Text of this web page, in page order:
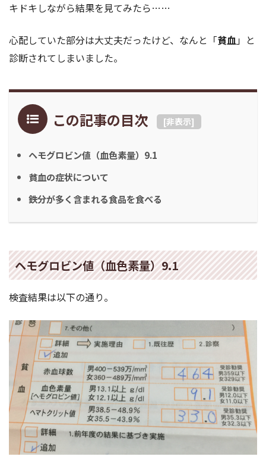
キドキしながら結果を見てみたら……
心配していた部分は大丈夫だったけど、なんと「貧血」と
診断されてしまいました。
この記事の目次 [非表示]
ヘモグロビン値（血色素量）9.1
貧血の症状について
鉄分が多く含まれる食品を食べる
ヘモグロビン値（血色素量）9.1
検査結果は以下の通り。